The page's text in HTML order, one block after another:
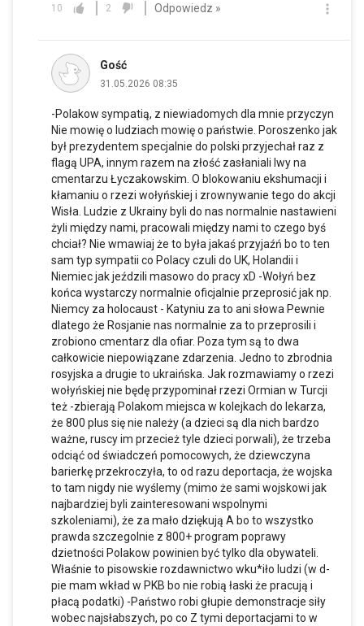
10 2 Odpowiedz »
Gość
31.05.2026 08:35
-Polakow sympatią, z niewiadomych dla mnie przyczyn
Nie mowię o ludziach mowię o państwie. Poroszenko jak
był prezydentem specjalnie do polski przyjechał raz z
flagą UPA, innym razem na złość zasłaniali lwy na
cmentarzu Łyczakowskim. O blokowaniu ekshumacji i
kłamaniu o rzezi wołyńskiej i zrownywanie tego do akcji
Wisła. Ludzie z Ukrainy byli do nas normalnie nastawieni
żyli między nami, pracowali między nami to czego byś
chciał? Nie wmawiaj że to była jakaś przyjaźń bo to ten
sam typ sympatii co Polacy czuli do UK, Holandii i
Niemiec jak jeździli masowo do pracy xD -Wołyń bez
końca wystarczy normalnie oficjalnie przeprosić jak np.
Niemcy za holocaust - Katyniu za to ani słowa Pewnie
dlatego że Rosjanie nas normalnie za to przeprosili i
zrobiono cmentarz dla ofiar. Poza tym są to dwa
całkowicie niepowiązane zdarzenia. Jedno to zbrodnia
rosyjska a drugie to ukraińska. Jak rozmawiamy o rzezi
wołyńskiej nie będę przypominał rzezi Ormian w Turcji
też -zbierają Polakom miejsca w kolejkach do lekarza,
że 800 plus się nie należy (a dzieci są dla nich bardzo
ważne, ruscy im przecież tyle dzieci porwali), że trzeba
odciąć od świadczeń pomocowych, że dziewczyna
barierkę przekroczyła, to od razu deportacja, że wojska
to tam nigdy nie wyślemy (mimo że sami wojskowi jak
najbardziej byli zainteresowani wspolnymi
szkoleniami), że za mało dziękują A bo to wszystko
prawda szczegolnie z 800+ program poprawy
dzietności Polakow powinien być tylko dla obywateli.
Właśnie to pisowskie rozdawnictwo wku*iło ludzi (w d-
pie mam wkład w PKB bo nie robią łaski że pracują i
płacą podatki) -Państwo robi głupie demonstracje siły
wobec najsłabszych, po co Z tymi deportacjami to w